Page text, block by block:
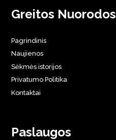
Greitos Nuorodos
Pagrindinis
Naujienos
Sėkmės istorijos
Privatumo Politika
Kontaktai
Paslaugos